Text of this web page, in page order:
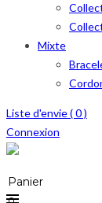
Mixte
Liste d'envie (0)
Connexion
Panier